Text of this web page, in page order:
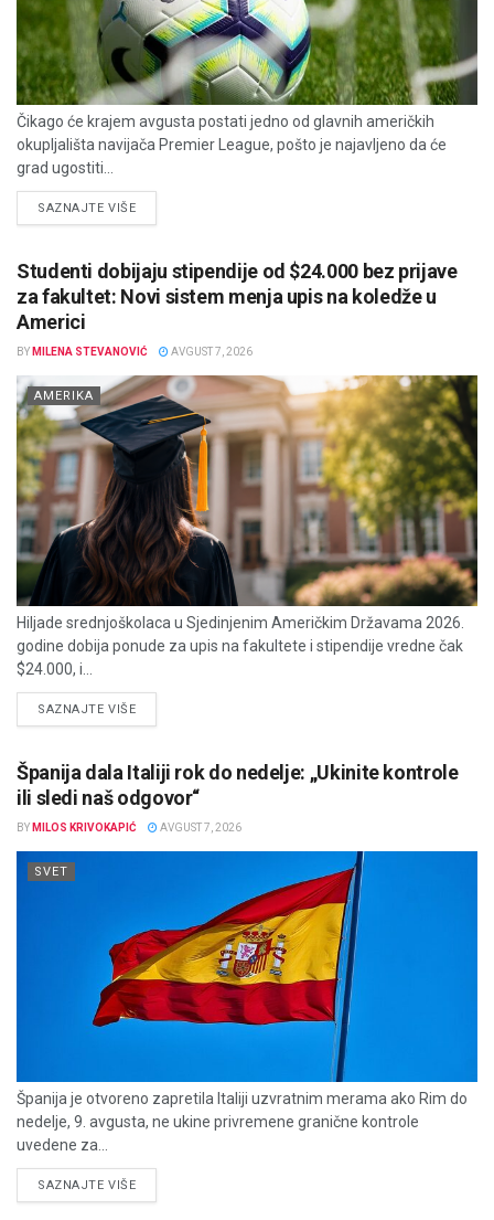
Čikago će krajem avgusta postati jedno od glavnih američkih
okupljališta navijača Premier League, pošto je najavljeno da će
grad ugostiti...
SAZNAJTE VIŠEDETAILS
Studenti dobijaju stipendije od $24.000 bez prijave
za fakultet: Novi sistem menja upis na koledže u
Americi
BY MILENA STEVANOVIĆ AVGUST 7, 2026
AMERIKA
Hiljade srednjoškolaca u Sjedinjenim Američkim Državama 2026.
godine dobija ponude za upis na fakultete i stipendije vredne čak
$24.000, i...
SAZNAJTE VIŠEDETAILS
Španija dala Italiji rok do nedelje: „Ukinite kontrole
ili sledi naš odgovor“
BY MILOS KRIVOKAPIĆ AVGUST 7, 2026
SVET
Španija je otvoreno zapretila Italiji uzvratnim merama ako Rim do
nedelje, 9. avgusta, ne ukine privremene granične kontrole
uvedene za...
SAZNAJTE VIŠEDETAILS